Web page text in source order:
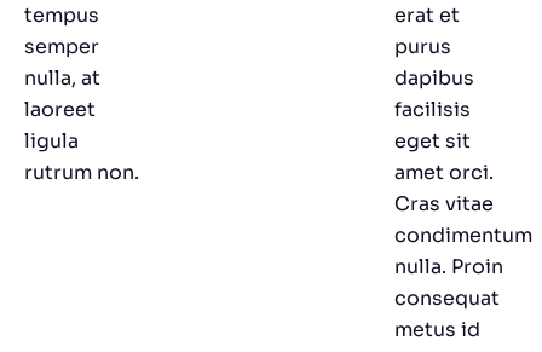
tempus
semper
nulla, at
laoreet
ligula
rutrum non.
erat et
purus
dapibus
facilisis
eget sit
amet orci.
Cras vitae
condimentum
nulla. Proin
consequat
metus id